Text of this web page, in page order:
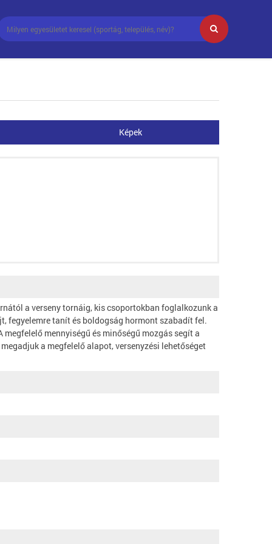
Képek
a verseny tornáig, kis csoportokban foglalkozunk a
fegyelemre tanít és boldogság hormont szabadít fel.
mennyiségű és minőségű mozgás segít a
a megfelelő alapot, versenyzési lehetőséget